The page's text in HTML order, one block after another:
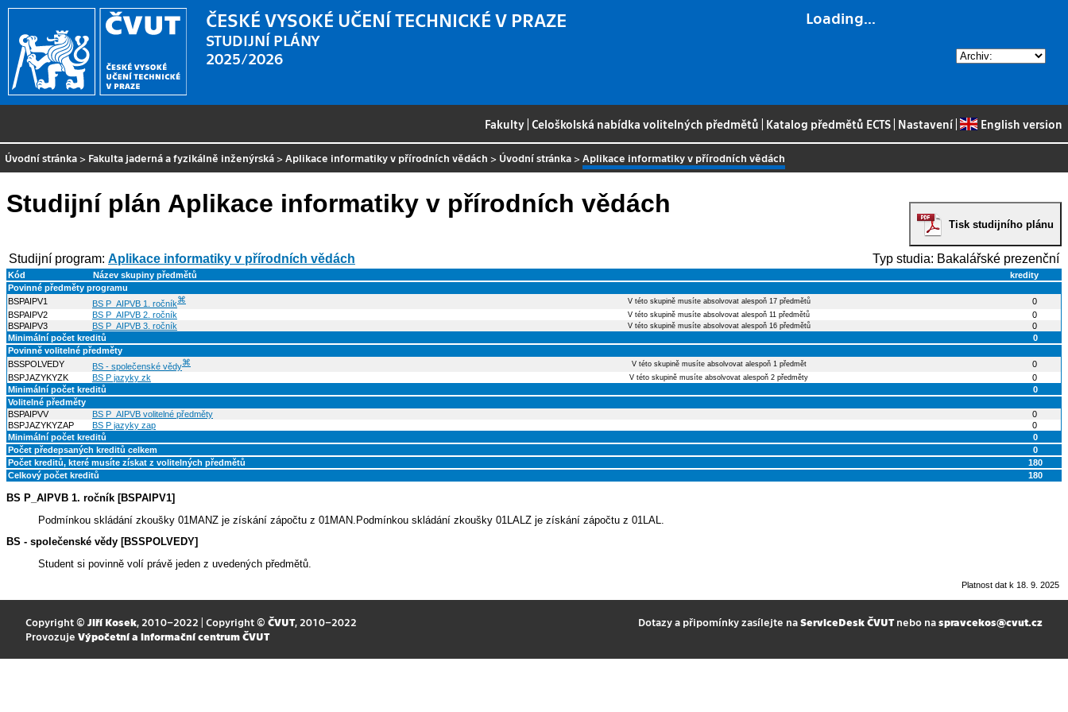
Loading...
ČESKÉ VYSOKÉ UČENÍ TECHNICKÉ V PRAZE
STUDIJNÍ PLÁNY
2025/2026
Fakulty |Celoškolská nabídka volitelných předmětů Katalog předmětů ECTS Nastavení| English version
Úvodní stránka > Fakulta jaderná a fyzikálně inženýrská > Aplikace informatiky v přírodních vědách > Úvodní stránka > Aplikace informatiky v přírodních vědách
Tisk studijního plánu
Studijní plán Aplikace informatiky v přírodních vědách
Studijní program: Aplikace informatiky v přírodních vědách Typ studia: Bakalářské prezenční
Kód Název skupiny předmětů
kredity
Povinné předměty programu
BSPAIPV1
BS P_AIPVB 1. ročník⌘ V této skupině musíte absolvovat alespoň 17 předmětů
0
BSPAIPV2
BS P_AIPVB 2. ročník V této skupině musíte absolvovat alespoň 11 předmětů
0
BSPAIPV3
BS P_AIPVB 3. ročník V této skupině musíte absolvovat alespoň 16 předmětů
0
Minimální počet kreditů
0
Povinně volitelné předměty
BSSPOLVEDY
BS - společenské vědy⌘ V této skupině musíte absolvovat alespoň 1 předmět
0
BSPJAZYKYZK
BS P jazyky zk V této skupině musíte absolvovat alespoň 2 předměty
0
Minimální počet kreditů
0
Volitelné předměty
BSPAIPVV
BS P_AIPVB volitelné předměty
0
BSPJAZYKYZAP
BS P jazyky zap
0
Minimální počet kreditů
0
Počet předepsaných kreditů celkem
0
Počet kreditů, které musíte získat z volitelných předmětů
180
Celkový počet kreditů
180
BS P_AIPVB 1. ročník [BSPAIPV1]
Podmínkou skládání zkoušky 01MANZ je získání zápočtu z 01MAN.Podmínkou skládání zkoušky 01LALZ je získání zápočtu z 01LAL.
BS - společenské vědy [BSSPOLVEDY]
Student si povinně volí právě jeden z uvedených předmětů.
Platnost dat k 18. 9. 2025
Copyright © Jiří Kosek, 2010–2022 | Copyright © ČVUT, 2010–2022
Provozuje Výpočetní a informační centrum ČVUT
Dotazy a připomínky zasílejte naServiceDesk ČVUTnebo naspravcekos@cvut.cz